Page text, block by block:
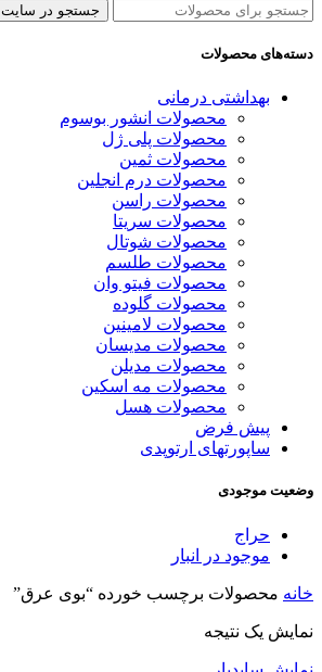
جستجو در سایت
دسته‌های محصولات
بهداشتی درمانی
محصولات انشور بوسوم
محصولات پلی ژل
محصولات ثمین
محصولات درم انجلین
محصولات راسن
محصولات سریتا
محصولات شوتال
محصولات طلسم
محصولات فیتو وان
محصولات گلوده
محصولات لامینین
محصولات مدیسان
محصولات مدیلن
محصولات مه اسکین
محصولات هسل
پیش فرض
ساپورتهای ارتوپدی
وضعیت موجودی
حراج
موجود در انبار
خانه محصولات برچسب خورده “بوی عرق”
نمایش یک نتیجه